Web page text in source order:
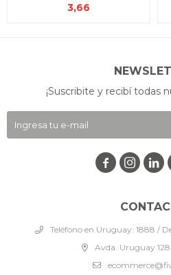
3,66
Teléfono en Uruguay: 1888 /
Avda. Uruguay
¡Suscribite y recibí todas
  